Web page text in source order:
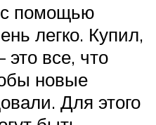
помощью
легко. Купил,
все, что
новые
Для этого